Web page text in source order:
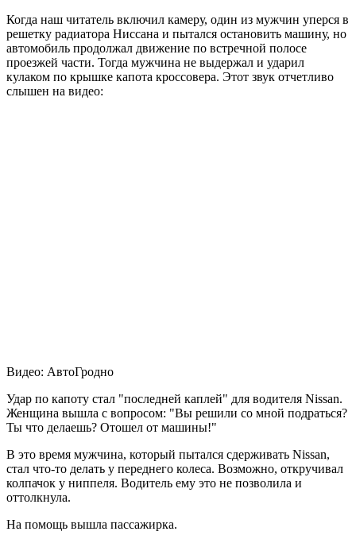
Когда наш читатель включил камеру, один из мужчин уперся в
решетку радиатора Ниссана и пытался остановить машину, но
автомобиль продолжал движение по встречной полосе
проезжей части. Тогда мужчина не выдержал и ударил
кулаком по крышке капота кроссовера. Этот звук отчетливо
слышен на видео:
Видео: АвтоГродно
Удар по капоту стал "последней каплей" для водителя Nissan.
Женщина вышла с вопросом: "Вы решили со мной подраться?
Ты что делаешь? Отошел от машины!"
В это время мужчина, который пытался сдерживать Nissan,
стал что-то делать у переднего колеса. Возможно, откручивал
колпачок у ниппеля. Водитель ему это не позволила и
оттолкнула.
На помощь вышла пассажирка.